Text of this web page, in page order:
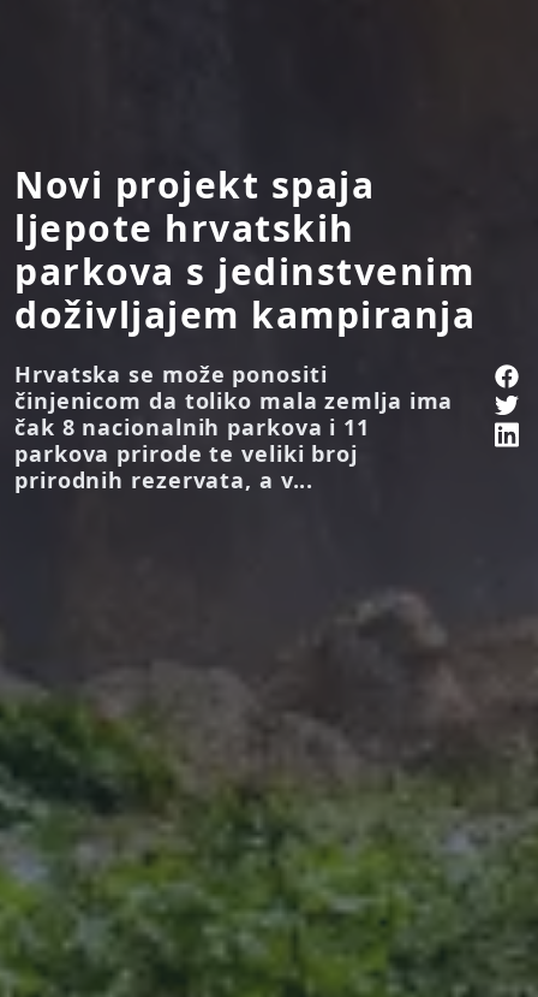
Novi projekt spaja
ljepote hrvatskih
parkova s jedinstvenim
doživljajem kampiranja
Hrvatska se može ponositi
činjenicom da toliko mala zemlja ima
čak 8 nacionalnih parkova i 11
parkova prirode te veliki broj
prirodnih rezervata, a v...